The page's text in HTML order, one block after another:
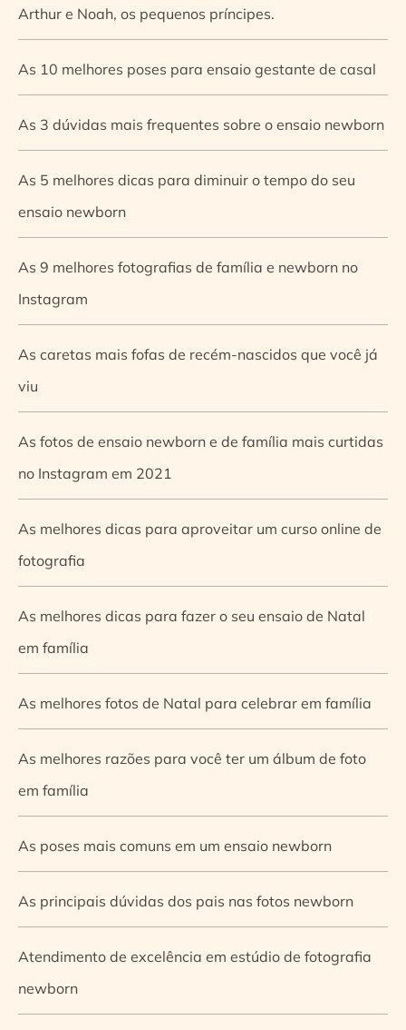
Arthur e Noah, os pequenos príncipes.
As 10 melhores poses para ensaio gestante de casal
As 3 dúvidas mais frequentes sobre o ensaio newborn
As 5 melhores dicas para diminuir o tempo do seu
ensaio newborn
As 9 melhores fotografias de família e newborn no
Instagram
As caretas mais fofas de recém-nascidos que você já
viu
As fotos de ensaio newborn e de família mais curtidas
no Instagram em 2021
As melhores dicas para aproveitar um curso online de
fotografia
As melhores dicas para fazer o seu ensaio de Natal
em família
As melhores fotos de Natal para celebrar em família
As melhores razões para você ter um álbum de foto
em família
As poses mais comuns em um ensaio newborn
As principais dúvidas dos pais nas fotos newborn
Atendimento de excelência em estúdio de fotografia
newborn